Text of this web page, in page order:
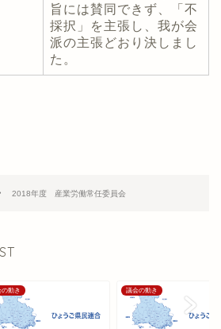
旨には賛同できず、「不
採択」を主張し、我が会
派の主張どおり決しまし
た。
2018年度 産業労働常任委員会
の動き 議会の動き